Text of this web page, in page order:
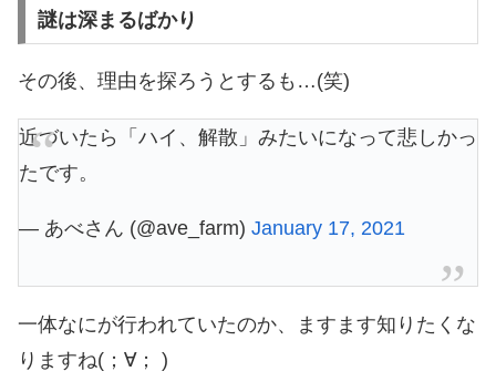
謎は深まるばかり
その後、理由を探ろうとするも…(笑)
近づいたら「ハイ、解散」みたいになって悲しかっ
たです。
— あべさん (@ave_farm) January 17, 2021
一体なにが行われていたのか、ますます知りたくな
りますね(；∀； )